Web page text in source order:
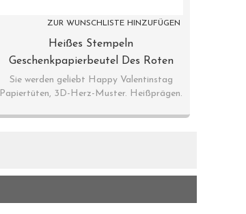
ZUR WUNSCHLISTE HINZUFÜGEN
Heißes Stempeln
Geschenkpapierbeutel Des Roten
Geschenks Des Herzens 3D Rote Mit
2 Entwürfen Sortiert In Der Tongle-
Verpackung
Sie werden geliebt Happy Valentinstag
Papiertüten, 3D-Herz-Muster. Heißprägen.